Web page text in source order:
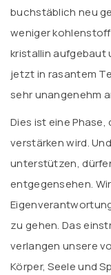
buchstäblich neu
weniger
kristallin aufgebaut
jetzt in rasantem
sehr unangenehm
Dies ist eine
verstärken wird.
unterstützen,
entgegensehen.
zu gehen. Das
verlangen unsere
Körper, Seele und